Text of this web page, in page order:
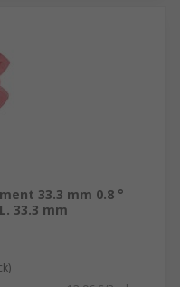
33.3 mm 0.8 °
33.3 mm